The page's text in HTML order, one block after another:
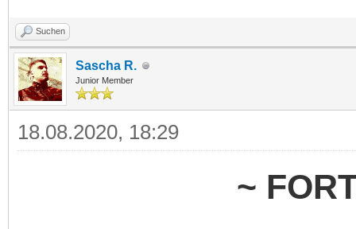
Suchen
Sascha R.
Junior Member
18.08.2020, 18:29
~